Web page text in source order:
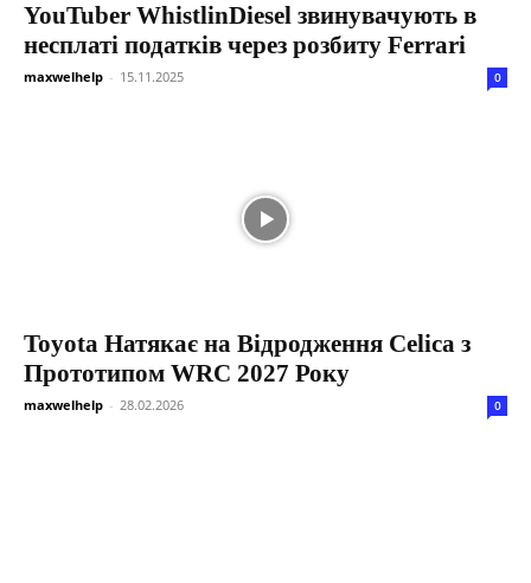
YouTuber WhistlinDiesel звинувачують в
несплаті податків через розбиту Ferrari
maxwelhelp - 15.11.2025 0
Toyota Натякає на Відродження Celica з
Прототипом WRC 2027 Року
maxwelhelp - 28.02.2026 0